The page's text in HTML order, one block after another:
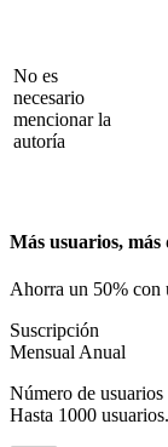
No es
necesario
mencionar la
autoría
Más usuarios, más
Ahorra un 50% con
Suscripción
Mensual Anual
Número de usuarios
Hasta 1000